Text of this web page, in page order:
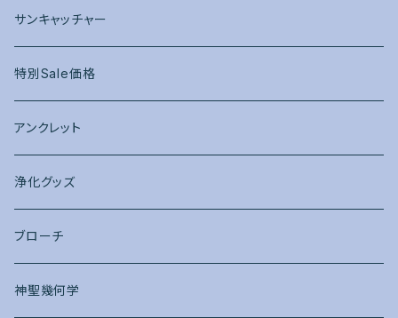
サンキャッチャー
特別Sale価格
アンクレット
浄化グッズ
ブローチ
神聖幾何学